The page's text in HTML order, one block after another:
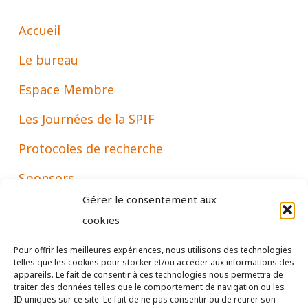
Gérer le consentement aux
cookies
Pour offrir les meilleures expériences, nous utilisons des technologies
telles que les cookies pour stocker et/ou accéder aux informations des
appareils. Le fait de consentir à ces technologies nous permettra de
traiter des données telles que le comportement de navigation ou les
ID uniques sur ce site. Le fait de ne pas consentir ou de retirer son
Accueil
Le bureau
Espace Membre
Les Journées de la SPIF
Protocoles de recherche
Sponsors
Associations
Mentions